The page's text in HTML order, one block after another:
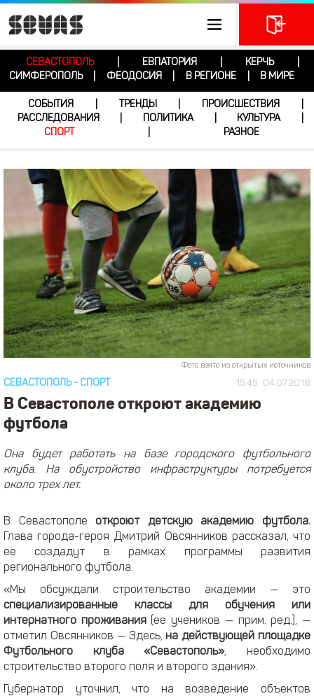
СЕВАСТОПОЛЬ ЕВПАТОРИЯ КЕРЧЬ
СИМФЕРОПОЛЬ
ФЕОДОСИЯ В РЕГИОНЕ В МИРЕ
СОБЫТИЯ ТРЕНДЫ ПРОИСШЕСТВИЯ
РАССЛЕДОВАНИЯ
ПОЛИТИКА КУЛЬТУРА
СПОРТ
РАЗНОЕ
Фото взято из открытых источников
15:45 04.07.2018
СЕВАСТОПОЛЬ- СПОРТ
В Севастополе откроют академию
футбола
Она будет работать на базе городского футбольного
клуба. На обустройство инфраструктуры потребуется
около трех лет.
В Севастополеоткроют детскую академию футбола.
Глава города-героя Дмитрий Овсянников рассказал, что
ее создадут в рамках программы развития
регионального футбола.
«Мы обсуждали строительство академии — это
специализированные классы для обучения или
интернатного проживания(ее учеников — прим. ред.), —
отметил Овсянников — Здесь, на действующей площадке
Футбольного клуба «Севастополь», необходимо
строительство второго поля и второго здания».
Губернатор уточнил, что на возведение объектов